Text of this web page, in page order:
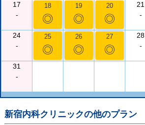
17
-
18
◎
19
◎
20
◎
21
-
24
-
25
◎
26
◎
27
◎
28
-
31
-
新宿内科クリニックの他のプラン